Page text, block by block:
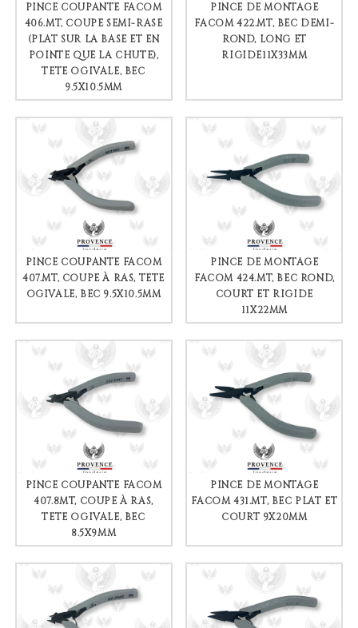
PINCE COUPANTE FACOM
406.MT, COUPE SEMI-RASE
(PLAT SUR LA BASE ET EN
POINTE QUE LA CHUTE),
TÊTE OGIVALE, BEC
9.5X10.5MM
PINCE DE MONTAGE
FACOM 422.MT, BEC DEMI-
ROND, LONG ET
RIGIDE11X33MM
PINCE COUPANTE FACOM
407.MT, COUPE À RAS, TÊTE
OGIVALE, BEC 9.5X10.5MM
PINCE DE MONTAGE
FACOM 424.MT, BEC ROND,
COURT ET RIGIDE
11X22MM
PINCE COUPANTE FACOM
407.8MT, COUPE À RAS,
TÊTE OGIVALE, BEC
8.5X9MM
PINCE DE MONTAGE
FACOM 431.MT, BEC PLAT ET
COURT 9X20MM